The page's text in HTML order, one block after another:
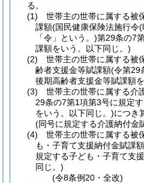
る。
(1)
世帯主の世帯に属する被
課額(国民健康保険法施行令(
「令」という。)第29条の7
課額をいう。以下同じ。)
(2)
世帯主の世帯に属する被
齢者支援金等賦課額(令第29
後期高齢者支援金等賦課額
(3)
世帯主の世帯に属する介
29条の7第1項第3号に規定
をいう。以下同じ。)につき
(同号に規定する介護納付金
(4)
世帯主の世帯に属する被
も・子育て支援納付金賦課額
規定する子ども・子育て支
同じ。)
(令8条例20・全改)